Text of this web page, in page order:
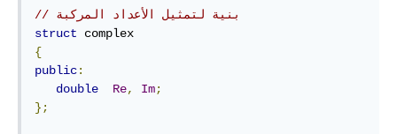
// بنية لتمثيل الأعداد المركبة
struct
{
public:
double
Re, Im;
};